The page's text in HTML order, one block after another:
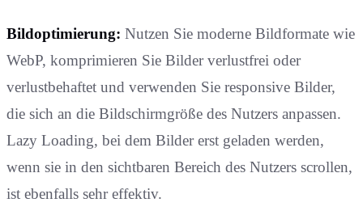
Bildoptimierung: Nutzen Sie moderne Bildformate wie
WebP, komprimieren Sie Bilder verlustfrei oder
verlustbehaftet und verwenden Sie responsive Bilder,
die sich an die Bildschirmgröße des Nutzers anpassen.
Lazy Loading, bei dem Bilder erst geladen werden,
wenn sie in den sichtbaren Bereich des Nutzers scrollen,
ist ebenfalls sehr effektiv.